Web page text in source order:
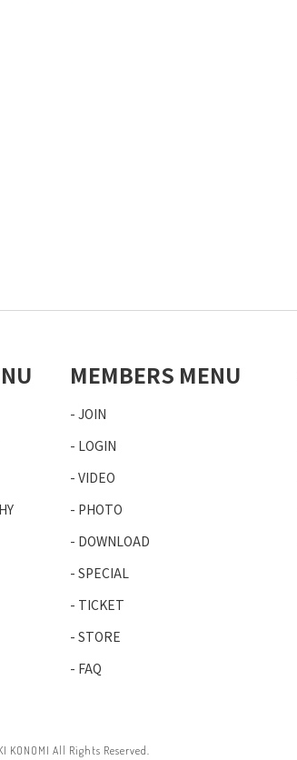
MEMBERS MENU
JOIN
LOGIN
VIDEO
PHOTO
DOWNLOAD
SPECIAL
TICKET
STORE
FAQ
KONOMI All Rights Reserved.